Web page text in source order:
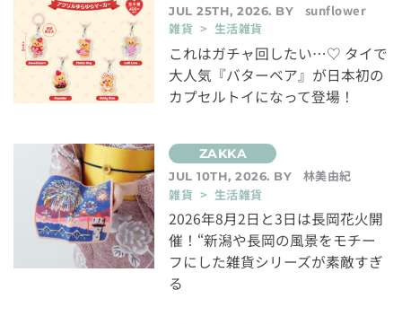
JUL 25TH, 2026. BY
sunflower
雑貨 > 生活雑貨
これはガチャ回したい…♡ タイで
大人気『バターベア』が日本初の
カプセルトイになって登場！
JUL 10TH, 2026. BY
林美由紀
雑貨 > 生活雑貨
2026年8月2日と3日は長岡花火開
催！“新潟や長岡の風景をモチー
フにした雑貨シリーズが素敵すぎ
る